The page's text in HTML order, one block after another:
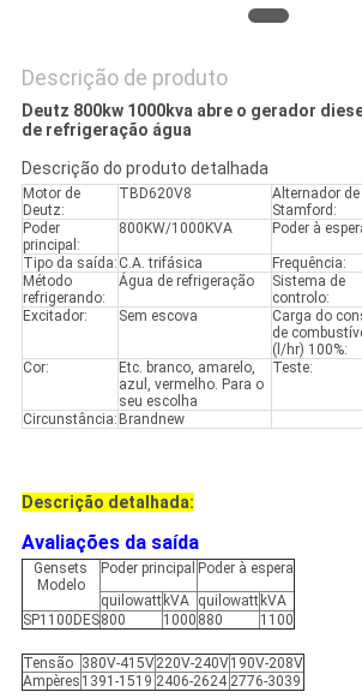
Descrição de produto
Deutz 800kw 1000kva abre o gerador
de refrigeração água
Descrição do produto detalhada
Motor de
Deutz:
TBD620V8
Alternador de
Stamford:
Poder
principal:
800KW/1000KVA Poder à
Tipo da saída: C.A. trifásica Frequência:
Método
refrigerando:
Água de refrigeração
Sistema de
controlo:
Excitador:
Sem escova
Carga do
de
(l/hr) 100%:
Cor:
Etc. branco, amarelo,
azul, vermelho. Para o
seu escolha
Teste:
Circunstância: Brandnew
Descrição detalhada:
Avaliações da saída
Gensets
Modelo
Poder principal Poder à espera
quilowatt kVA quilowatt kVA
SP1100DES800 1000 880 1100
Tensão 380V-415V220V-240V190V-208V
Ampères 1391-1519 2406-2624 2776-3039